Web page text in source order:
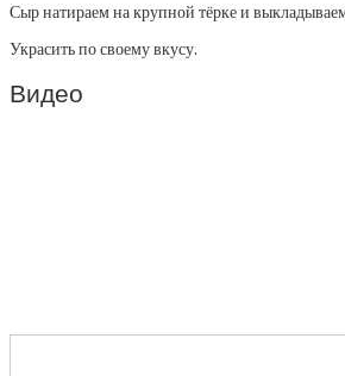
Сыр натираем на крупной тёрке и
Украсить по своему вкусу.
Видео